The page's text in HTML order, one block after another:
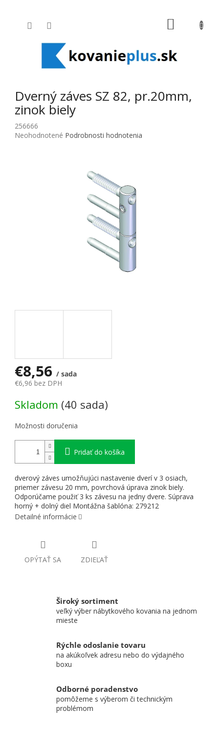
Dverný záves SZ 82, pr.20mm,
zinok biely
256666
Priemerné hodnotenie produktu je 0,0 z 5 hviezdičiek.
Neohodnotené Podrobnosti hodnotenia
€8,56 / sada
€6,96 bez DPH
Skladom (40 sada)
Možnosti doručenia
Pridať do košíka
dverový záves umožňujúci nastavenie dverí v 3 osiach,
priemer závesu 20 mm, povrchová úprava zinok biely.
Odporúčame použiť 3 ks závesu na jedny dvere. Súprava
horný + dolný diel Montážna šablóna: 279212
Detailné informácie
OPÝTAŤ SA ZDIEĽAŤ
Široký sortiment
veľký výber nábytkového kovania na jednom
mieste
Rýchle odoslanie tovaru
na akúkoľvek adresu nebo do výdajného
boxu
Odborné poradenstvo
pomôžeme s výberom či technickým
problémom